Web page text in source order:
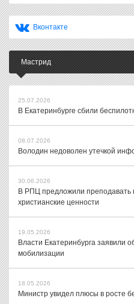
Вконтакте
Мастрид
25.07.2026
В Екатеринбурге сбили
08.07.2026
Володин недоволен утечкой
30.06.2026
В РПЦ предложили преподавать
христианские ценности
19.05.2026
Власти Екатеринбурга заявили
мобилизации
18.05.2026
Министр увидел плюсы в росте